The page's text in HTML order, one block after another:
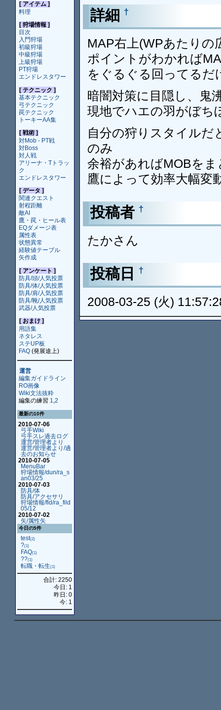
[ アイテム ]
料理
[ 狩場情報 ]
目次
入門狩場
初級狩場
中級狩場
上級狩場
PT狩場
エンドレスタワー
[ テクニック ]
基本テクニック
弓テクニック
罠テクニック
トーキーAA集
[ 戦術 ]
対Mob - PT戦
対Boss
対人戦
アリーナ・Tトラッ
ク
エンドレスタワー
[ データ ]
関連クエスト
射程距離
敵AI
鷹・罠・ヒール表
EQダメージ表
属性表
状態異常
経験値テーブル
矢作成
[ アンケート ]
防具/頭/人気投票
防具/体/人気投票
防具/肩/人気投票
防具/靴/人気投票
武器/人気投票
[ おまけ ]
用語集
ネタレス
ステUP板
FAQ(発展途上)
運営
編集ガイドライン
RO画像
Wiki文法抜粋
編集の練習 1 2
最新の10件
2010-07-06
弓手Wiki
弓手スレ過去ログ
運営/管理者より
運営/管理者より/過
去のお知らせ
2010-07-05
MenuBar
狩場情報/dun/ra_s
an03/25
2010-07-03
防具/体
防具/アクセサリ
狩場情報/fld/ra_fild
05/12
2010-07-02
矢/属性矢
今日の5件
test(2)
?(1)
FAQ(1)
??(1)
転職・転生(1)
合計: 2250
今日: 1
昨日: 0
今: 1
詳細 †
MAP右上(WPあたり
ポイントがわかれば
をぐるぐる回ってるだ
暗闇対策に目隠し、鬼
現地でハエの羽がぼち
自分の狩りスタイルだ
のみ
余裕があればMOBを
鷹によって効率大幅変
投稿者 †
たかさん
投稿日 †
2008-03-25 (火)